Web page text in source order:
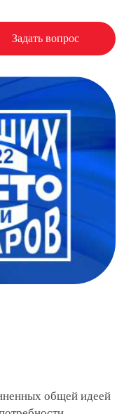
Задать вопрос
общей идеей